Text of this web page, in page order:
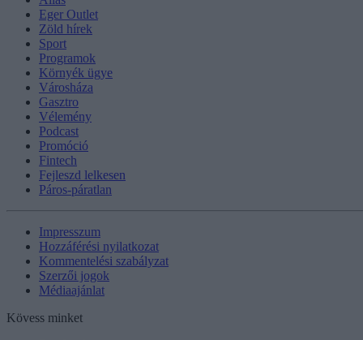
Eger Outlet
Zöld hírek
Sport
Programok
Környék ügye
Városháza
Gasztro
Vélemény
Podcast
Promóció
Fintech
Fejleszd lelkesen
Páros-páratlan
Impresszum
Hozzáférési nyilatkozat
Kommentelési szabályzat
Szerzői jogok
Médiaajánlat
Kövess minket